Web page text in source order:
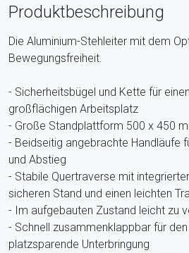
Produktbeschreibung
Die Aluminium-Stehleiter mit dem
Bewegungsfreiheit.
- Sicherheitsbügel und Kette für
großflächigen Arbeitsplatz
- Große Standplattform 500 x 450
- Beidseitig angebrachte Handläufe
und Abstieg
- Stabile Quertraverse mit
sicheren Stand und einen leichten
- Im aufgebauten Zustand leicht zu
- Schnell zusammenklappbar für
platzsparende Unterbringung